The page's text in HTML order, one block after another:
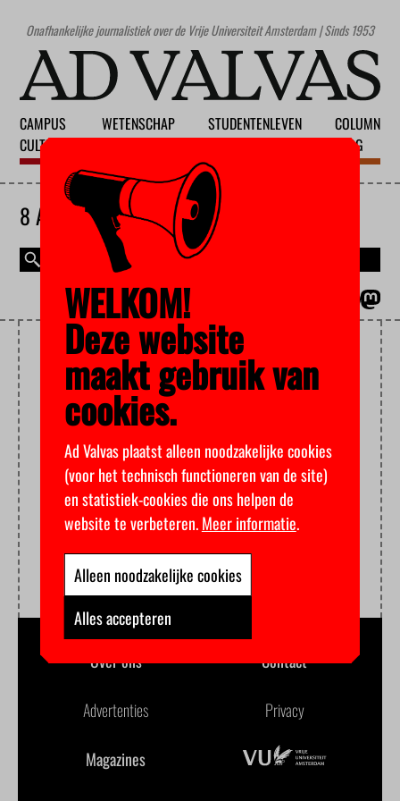
Onafhankelijke journalistiek over de Vrije Universiteit Amsterdam | Sinds 1953
CAMPUS
CULTUUR
WETENSCHAP
STUDENTENLEVEN
COLUMN
BLOG
8 AUGUSTUS 2026
VREEMDELINGENDETENTIE
Over ons Contact
Advertenties Privacy
Magazines
WELKOM!
Deze website
maakt gebruik van
cookies.
Ad Valvas plaatst alleen noodzakelijke cookies
(voor het technisch functioneren van de site)
en statistiek-cookies die ons helpen de
website te verbeteren.Meer informatie.
Alleen noodzakelijke cookies
Alles accepteren